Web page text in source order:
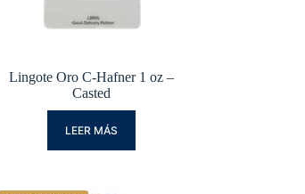
Lingote Oro C-Hafner 1 oz –
Casted
LEER MÁS